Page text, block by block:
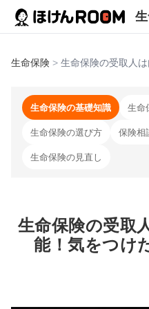
生命保険 > 生命保険の受取人
生命保険の基礎知識 生命
生命保険の選び方 保険相
生命保険の見直し
生命保険の受取
能！気をつけ